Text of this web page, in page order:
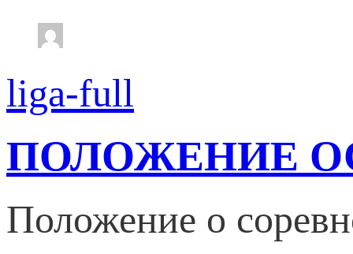
liga-full
ПОЛОЖЕНИЕ
Положение о